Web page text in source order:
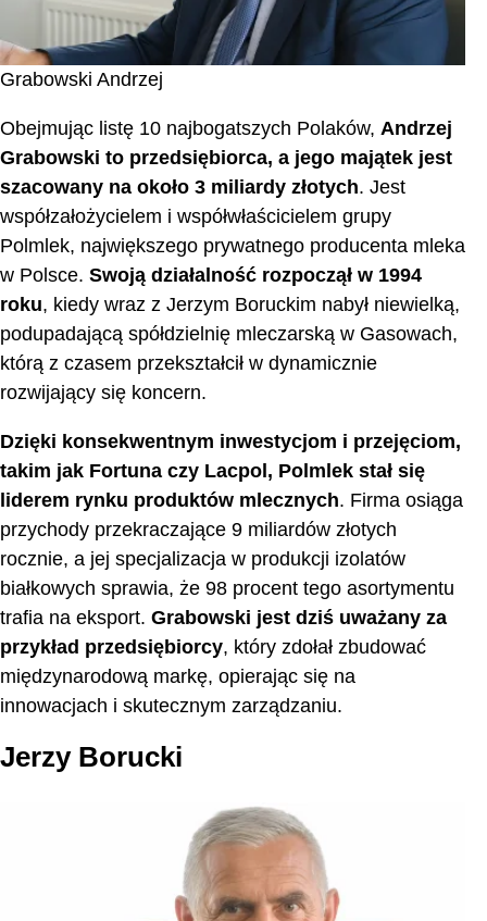
Grabowski Andrzej
Obejmując listę 10 najbogatszych Polaków, Andrzej
Grabowski to przedsiębiorca, a jego majątek jest
szacowany na około 3 miliardy złotych. Jest
współzałożycielem i współwłaścicielem grupy
Polmlek, największego prywatnego producenta mleka
w Polsce. Swoją działalność rozpoczął w 1994
roku, kiedy wraz z Jerzym Boruckim nabył niewielką,
podupadającą spółdzielnię mleczarską w Gasowach,
którą z czasem przekształcił w dynamicznie
rozwijający się koncern.
Dzięki konsekwentnym inwestycjom i przejęciom,
takim jak Fortuna czy Lacpol, Polmlek stał się
liderem rynku produktów mlecznych. Firma osiąga
przychody przekraczające 9 miliardów złotych
rocznie, a jej specjalizacja w produkcji izolatów
białkowych sprawia, że 98 procent tego asortymentu
trafia na eksport. Grabowski jest dziś uważany za
przykład przedsiębiorcy, który zdołał zbudować
międzynarodową markę, opierając się na
innowacjach i skutecznym zarządzaniu.
Jerzy Borucki